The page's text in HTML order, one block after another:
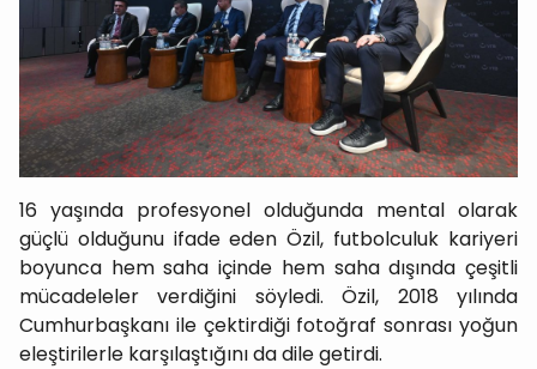
16 yaşında profesyonel olduğunda mental olarak
güçlü olduğunu ifade eden Özil, futbolculuk kariyeri
boyunca hem saha içinde hem saha dışında çeşitli
mücadeleler verdiğini söyledi. Özil, 2018 yılında
Cumhurbaşkanı ile çektirdiği fotoğraf sonrası yoğun
eleştirilerle karşılaştığını da dile getirdi.